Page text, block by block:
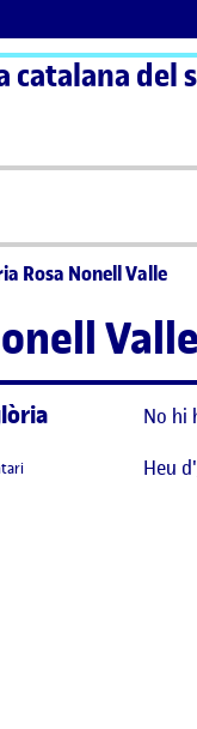
del
Rosa Nonell Valle
Valle
el Reflexió Incerta glòria
No hi
Heu d'